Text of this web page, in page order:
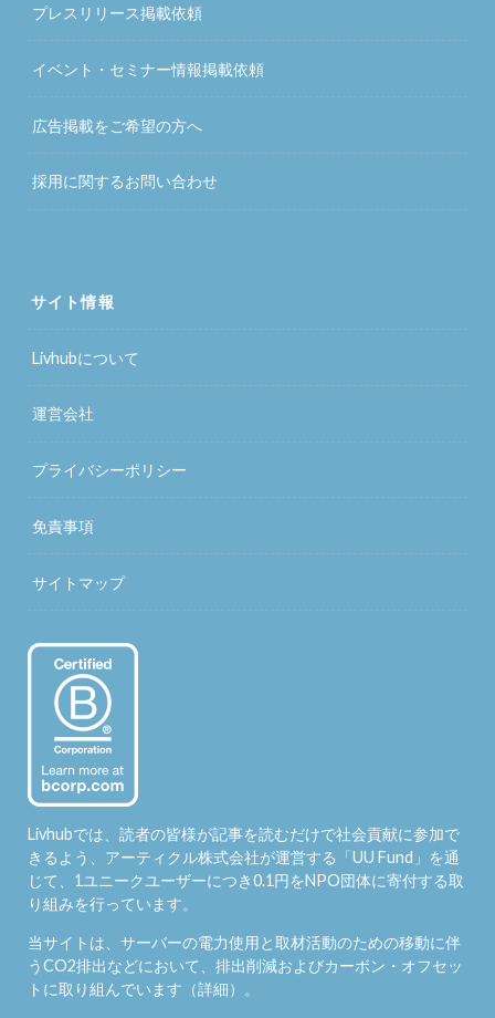
プレスリリース掲載依頼
イベント・セミナー情報掲載依頼
広告掲載をご希望の方へ
採用に関するお問い合わせ
サイト情報
Livhubについて
運営会社
プライバシーポリシー
免責事項
サイトマップ
Livhubでは、読者の皆様が記事を読むだけで社会貢献に参加で
きるよう、アーティクル株式会社が運営する「UU Fund 」を通
じて、1ユニークユーザーにつき0.1円をNPO団体に寄付する取
り組みを行っています。
当サイトは、サーバーの電力使用と取材活動のための移動に伴
うCO2排出などにおいて、排出削減およびカーボン・オフセッ
トに取り組んでいます（詳細）。